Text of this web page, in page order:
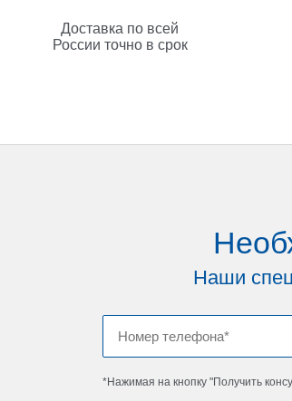
Доставка по всей
России точно в срок
Наши
*Нажимая на кнопку "Получить